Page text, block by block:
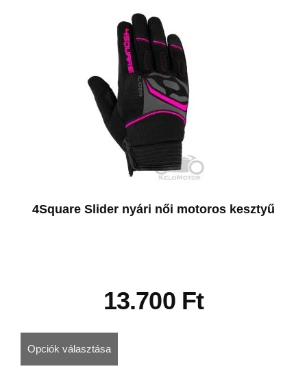
4Square Slider nyári női motoros kesztyű
13.700 Ft
Opciók választása